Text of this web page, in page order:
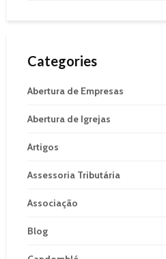
Categories
Abertura de Empresas
Abertura de Igrejas
Artigos
Assessoria Tributária
Associação
Blog